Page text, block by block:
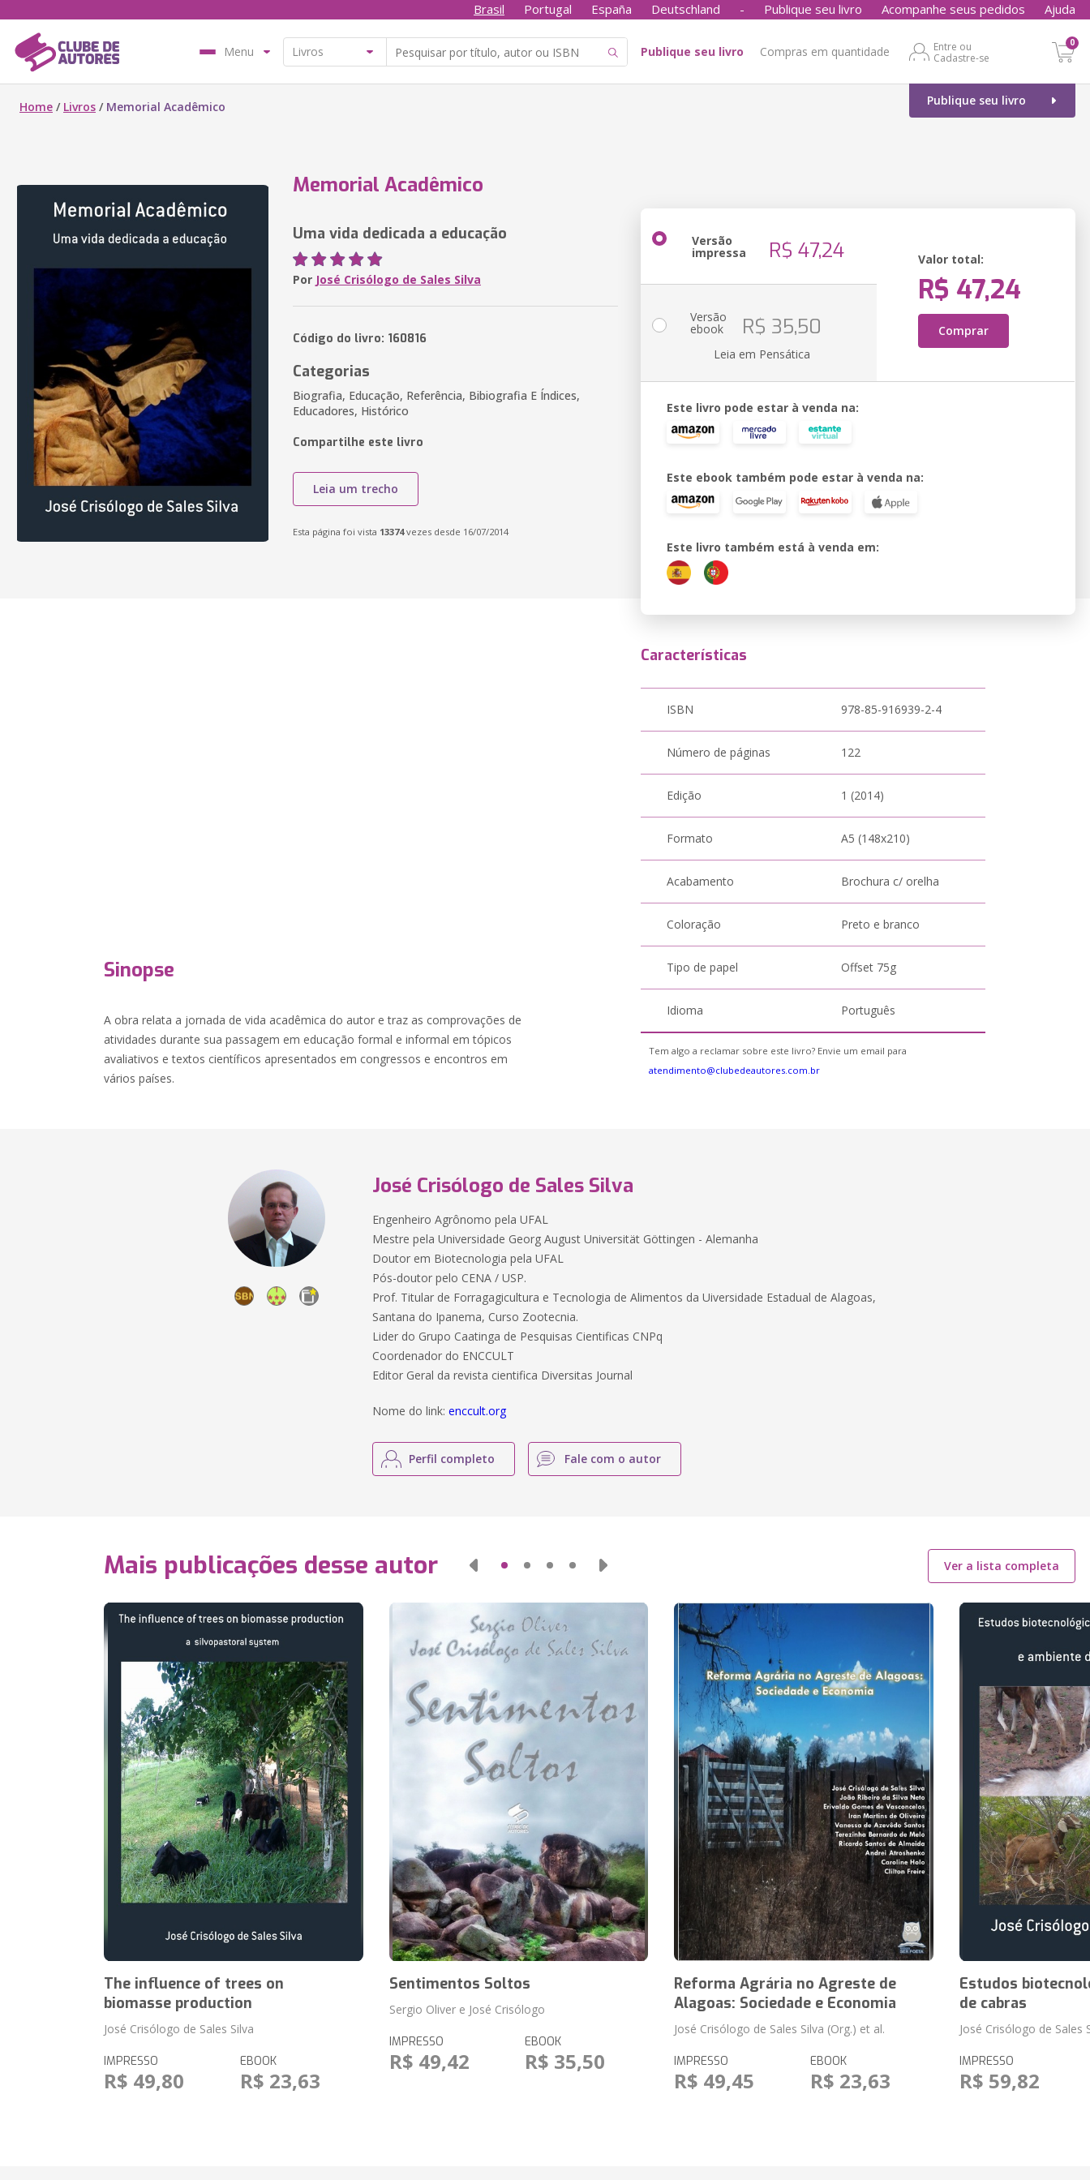
Brasil Portugal España Deutschland - Publique seu livro Acompanhe seus pedidos Ajuda
Menu Publique seu livro Compras em quantidade
Entre ou
Cadastre-se
0
Publique seu livro
Home / Livros / Memorial Acadêmico
Memorial Acadêmico
Uma vida dedicada a educação
Por José Crisólogo de Sales Silva
Código do livro: 160816
Categorias
Biografia, Educação, Referência, Bibiografia E Índices,
Educadores, Histórico
Compartilhe este livro
Leia um trecho
Esta página foi vista 13374vezes desde 16/07/2014
Versão
impressa R$ 47,24 Valor total:
R$ 47,24
Comprar
Versão
ebook R$ 35,50
Leia em Pensática
Este livro pode estar à venda na:
Este ebook também pode estar à venda na:
Este livro também está à venda em:
Sinopse
A obra relata a jornada de vida acadêmica do autor e traz as comprovações de
atividades durante sua passagem em educação formal e informal em tópicos
avaliativos e textos científicos apresentados em congressos e encontros em
vários países.
Características
ISBN 978-85-916939-2-4
Número de páginas 122
Edição 1 (2014)
Formato A5 (148x210)
Acabamento Brochura c/ orelha
Coloração Preto e branco
Tipo de papel Offset 75g
Idioma Português
Tem algo a reclamar sobre este livro? Envie um email para
atendimento@clubedeautores.com.br
José Crisólogo de Sales Silva
Engenheiro Agrônomo pela UFAL
Mestre pela Universidade Georg August Universität Göttingen - Alemanha
Doutor em Biotecnologia pela UFAL
Pós-doutor pelo CENA / USP.
Prof. Titular de Forragagicultura e Tecnologia de Alimentos da Uiversidade Estadual de Alagoas,
Santana do Ipanema, Curso Zootecnia.
Lider do Grupo Caatinga de Pesquisas Cientificas CNPq
Coordenador do ENCCULT
Editor Geral da revista cientifica Diversitas Journal
Nome do link:enccult.org
Perfil completo Fale com o autor
Mais publicações desse autor Ver a lista completa
The influence of trees on
biomasse production
José Crisólogo de Sales Silva
IMPRESSO
R$ 49,80
EBOOK
R$ 23,63
Sentimentos Soltos
Sergio Oliver e José Crisólogo
IMPRESSO
R$ 49,42
EBOOK
R$ 35,50
Reforma Agrária no Agreste de
Alagoas: Sociedade e Economia
José Crisólogo de Sales Silva (Org.) et al.
IMPRESSO
R$ 49,45
EBOOK
R$ 23,63
Estudos
de cabras
José Crisólogo de Sales
IMPRESSO
R$ 59,82